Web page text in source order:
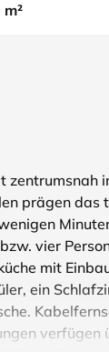
zentrumsnah
prägen das
vier
mit
ein
verfügen